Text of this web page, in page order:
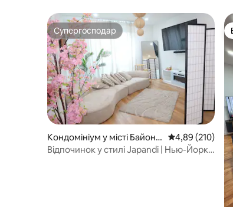
Супергосподар
Супергосподар
Кондомініум у місті Байонн
а
Середня
4,89 (210)
Відпочинок у стилі Japandi | Нью-Йорк •